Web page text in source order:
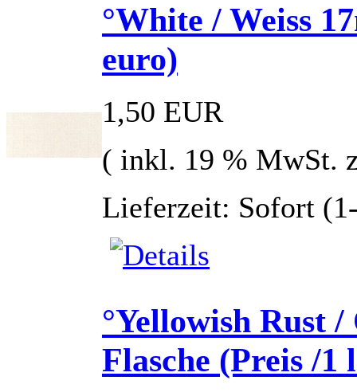
°White / Weiss
euro)
1,50 EUR
( inkl. 19 % MwSt.
Lieferzeit: Sofort
°Yellowish Rust
Flasche (Preis /1